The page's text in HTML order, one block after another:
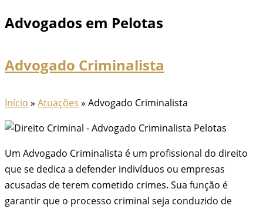
Advogados em Pelotas
Advogado Criminalista
Início » Atuações » Advogado Criminalista
Um Advogado Criminalista é um profissional do direito
que se dedica a defender indivíduos ou empresas
acusadas de terem cometido crimes. Sua função é
garantir que o processo criminal seja conduzido de